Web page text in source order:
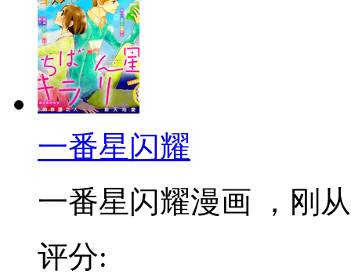
一番星闪耀
一番星闪耀漫画 ，刚
评分: